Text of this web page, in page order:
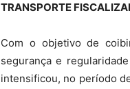
TRANSPORTE
Com o objetivo de
segurança e
intensificou, no período